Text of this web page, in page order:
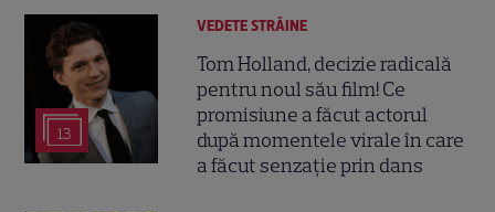
13
VEDETE STRĂINE
Tom Holland, decizie radicală
pentru noul său film! Ce
promisiune a făcut actorul
după momentele virale în care
a făcut senzație prin dans